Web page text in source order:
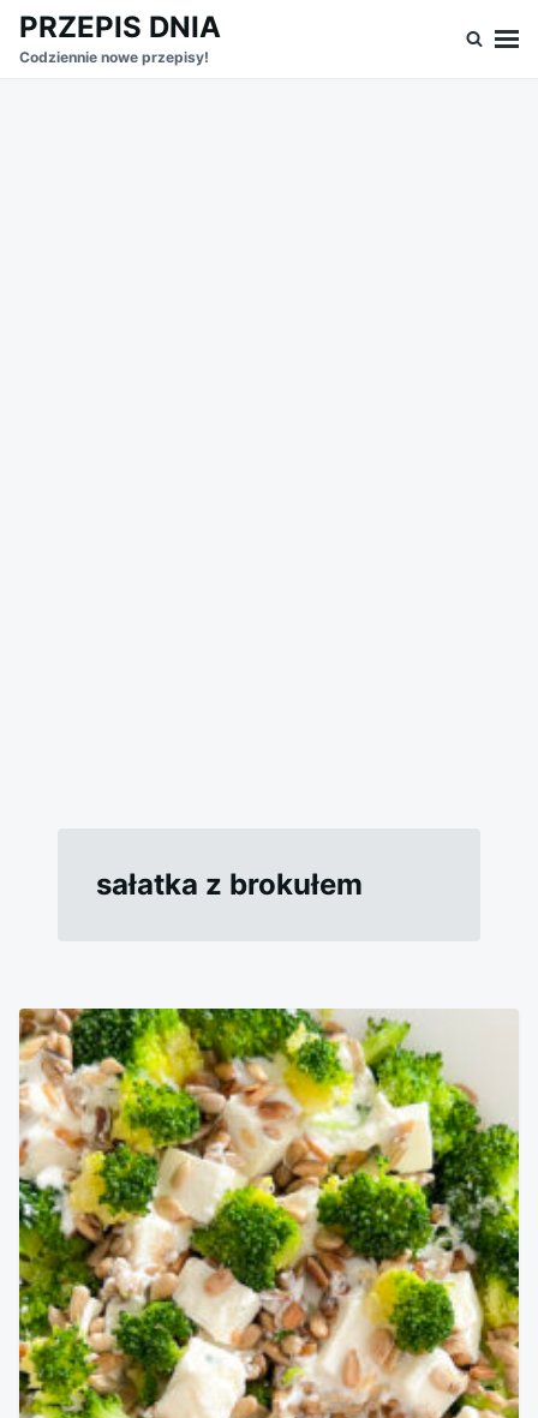
SkipSearch
for:
PRZEPIS DNIA
Codziennie nowe przepisy!
sałatka z brokułem